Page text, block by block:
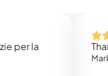
la
Thank
Mark N.